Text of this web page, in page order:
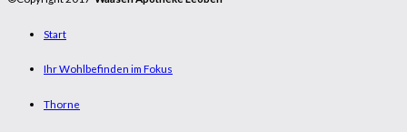
Start
Ihr Wohlbefinden im Fokus
Thorne